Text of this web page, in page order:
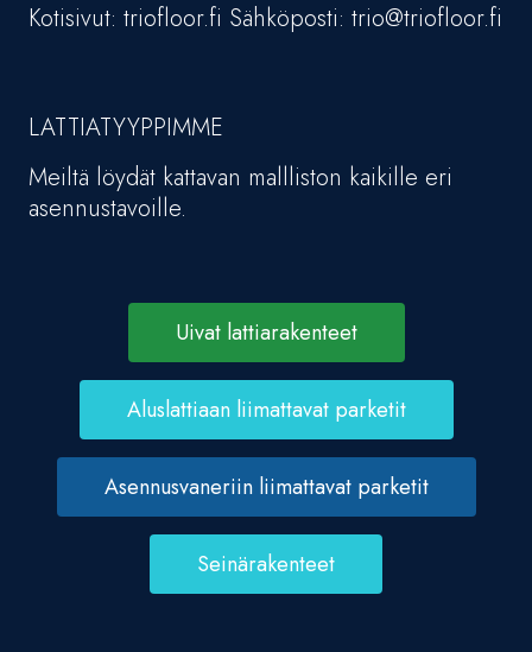
Kotisivut: triofloor.fi Sähköposti: trio@triofloor.fi
LATTIATYYPPIMME
Meiltä löydät kattavan mallliston kaikille eri
asennustavoille.
Uivat lattiarakenteet
Aluslattiaan liimattavat parketit
Asennusvaneriin liimattavat parketit
Seinärakenteet